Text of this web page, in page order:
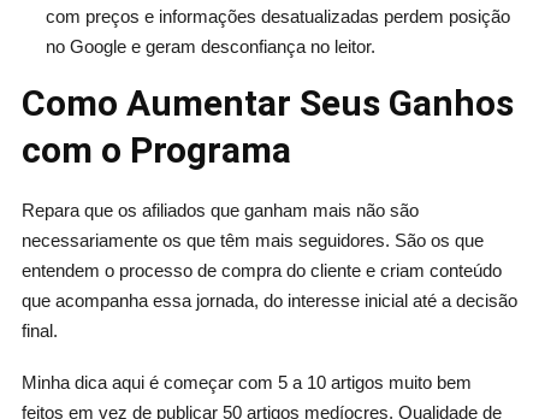
com preços e informações desatualizadas perdem posição
no Google e geram desconfiança no leitor.
Como Aumentar Seus Ganhos
com o Programa
Repara que os afiliados que ganham mais não são
necessariamente os que têm mais seguidores. São os que
entendem o processo de compra do cliente e criam conteúdo
que acompanha essa jornada, do interesse inicial até a decisão
final.
Minha dica aqui é começar com 5 a 10 artigos muito bem
feitos em vez de publicar 50 artigos medíocres. Qualidade de